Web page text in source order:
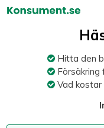
Hoppa
Hitta den
Försäkring
Vad kostar